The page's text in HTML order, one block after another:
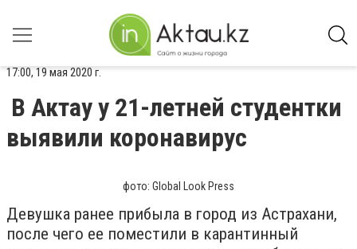
17:00, 19 мая 2020 г.
В Актау у 21-летней студентки
выявили коронавирус
фото: Global Look Press
Девушка ранее прибыла в город из Астрахани,
после чего ее поместили в карантинный